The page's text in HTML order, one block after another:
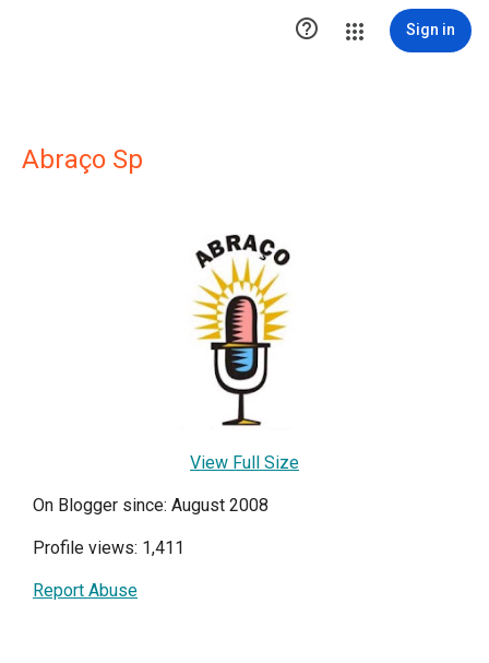
 Sign in
Abraço Sp
View Full Size
On Blogger since: August 2008
Profile views: 1,411
Report Abuse